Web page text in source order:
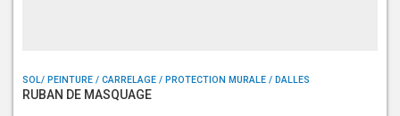
SOL/ PEINTURE / CARRELAGE / PROTECTION MURALE / DALLES
RUBAN DE MASQUAGE